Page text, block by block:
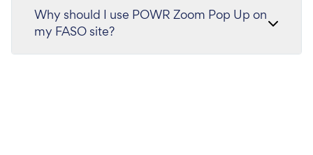
Why should I use POWR Zoom Pop Up on
my FASO site?